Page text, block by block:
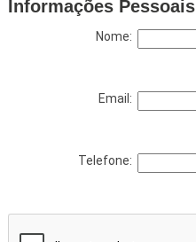
Informações Pessoais
Nome:
Email:
Telefone: